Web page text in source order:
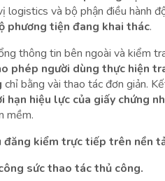
logistics và bộ phận điều hành
phương tiện đang khai thác.
thông tin bên ngoài và kiểm
phép người dùng thực hiện
chỉ bằng vài thao tác đơn giản.
hạn hiệu lực của giấy chứng
mềm.
đăng kiểm trực tiếp trên nền
sức thao tác thủ công.